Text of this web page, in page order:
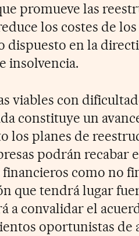
promueve las
los costes de
dispuesto en la
insolvencia.
viables con
constituye un
los planes de
podrán recabar
como no
que tendrá lugar
a convalidar el
oportunistas de